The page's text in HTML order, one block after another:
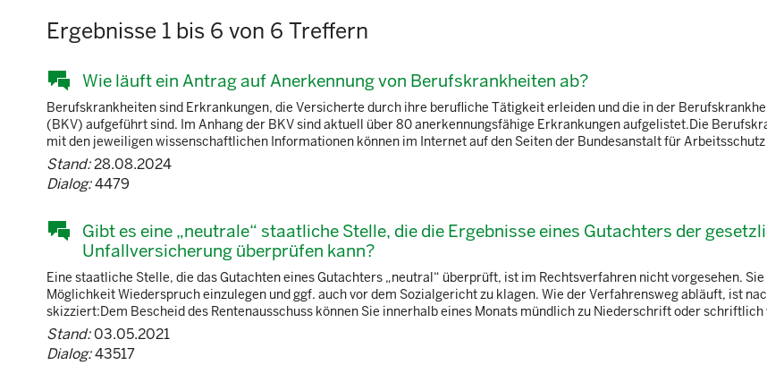
Ergebnisse 1 bis 6 von 6 Treffern
Wie läuft ein Antrag auf Anerkennung von Berufskrankheiten ab?
Berufskrankheiten sind Erkrankungen, die Versicherte durch ihre berufliche Tätigkeit erleiden und die in der
(BKV) aufgeführt sind. Im Anhang der BKV sind aktuell über 80 anerkennungsfähige Erkrankungen aufgelistet.Die
mit den jeweiligen wissenschaftlichen Informationen können im Internet auf den Seiten der Bundesanstalt für Arbeitsschutz
Stand:28.08.2024
Dialog:4479
Gibt es eine „neutrale“ staatliche Stelle, die die Ergebnisse eines Gutachters der
Unfallversicherung überprüfen kann?
Eine staatliche Stelle, die das Gutachten eines Gutachters „neutral“ überprüft, ist im Rechtsverfahren nicht vorgesehen. Sie
Möglichkeit Wiederspruch einzulegen und ggf. auch vor dem Sozialgericht zu klagen. Wie der Verfahrensweg abläuft, ist
skizziert:Dem Bescheid des Rentenausschuss können Sie innerhalb eines Monats mündlich zu Niederschrift oder schriftlich
Stand:03.05.2021
Dialog:43517